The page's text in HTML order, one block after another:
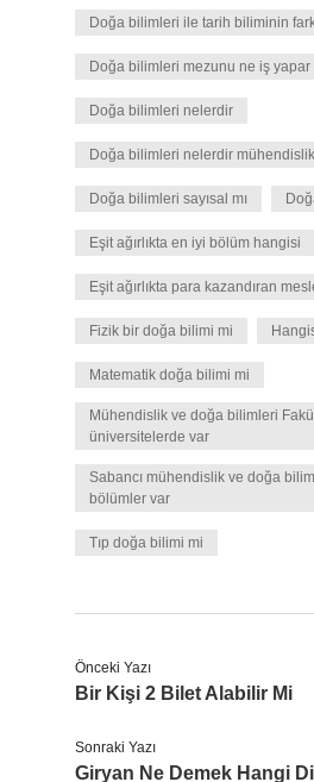
Doğa bilimleri ile tarih biliminin
Doğa bilimleri mezunu ne iş yapar
Doğa bilimleri nelerdir
Doğa bilimleri nelerdir mühendislik
Doğa bilimleri sayısal mı
Eşit ağırlıkta en iyi bölüm hangisi
Eşit ağırlıkta para kazandıran
Fizik bir doğa bilimi mi
Matematik doğa bilimi mi
Mühendislik ve doğa bilimleri
üniversitelerde var
Sabancı mühendislik ve doğa
bölümler var
Tıp doğa bilimi mi
Önceki Yazı
Bir Kişi 2 Bilet Alabilir Mi
Sonraki Yazı
Giryan Ne Demek Hangi Dil